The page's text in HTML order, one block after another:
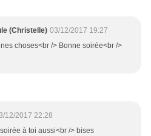
(Christelle) 03/12/2017 19:27
choses<br /> Bonne soirée<br />
12/2017 22:28
à toi aussi<br /> bises